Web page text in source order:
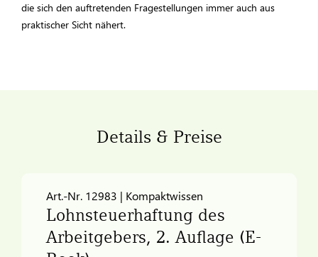
die sich den auftretenden Fragestellungen immer auch aus
praktischer Sicht nähert.
Details & Preise
Art.-Nr. 12983 | Kompaktwissen
Lohnsteuerhaftung des
Arbeitgebers, 2. Auflage (E-